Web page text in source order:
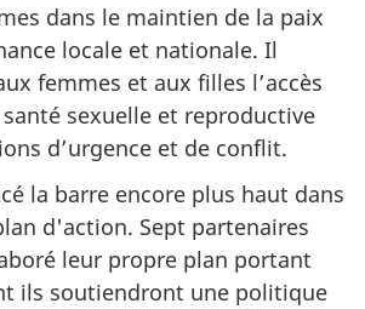
dans le maintien de la paix
locale et nationale. Il
femmes et aux filles l’accès
sexuelle et reproductive
d’urgence et de conflit.
la barre encore plus haut dans
d'action. Sept partenaires
leur propre plan portant
ils soutiendront une politique